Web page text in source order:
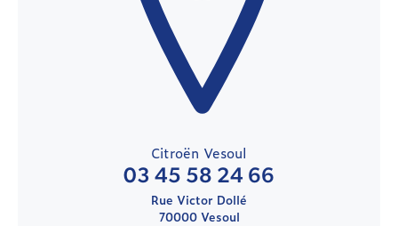
Citroën Vesoul
03 45 58 24 66
Rue Victor Dollé
70000 Vesoul